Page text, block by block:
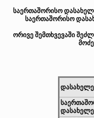
საერთაშორისო
საერთაშორისო
ორივე შემთხვევაში